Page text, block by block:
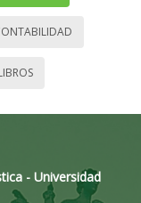
- Universidad